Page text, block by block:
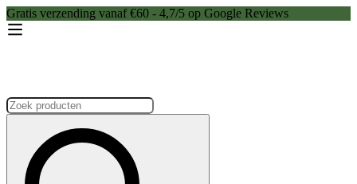
Gratis verzending vanaf €60 - 4,7/5 op Google Reviews
Zoeken: